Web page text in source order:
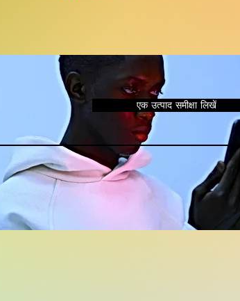
एक उत्पाद समीक्षा लिखें